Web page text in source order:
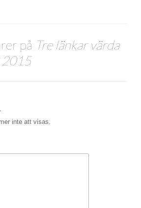
på Tre länkar värda
2015
inte att visas.